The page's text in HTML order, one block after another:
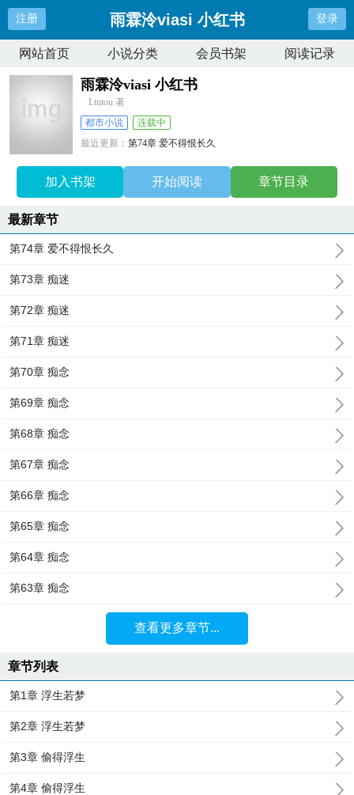
注册 雨霖泠viasi 小红书 登录
网站首页 小说分类 会员书架 阅读记录
雨霖泠viasi 小红书
Ltutou 著
都市小说
连载中
最近更新：第74章 爱不得恨长久
加入书架 开始阅读 章节目录
最新章节
第74章 爱不得恨长久
第73章 痴迷
第72章 痴迷
第71章 痴迷
第70章 痴念
第69章 痴念
第68章 痴念
第67章 痴念
第66章 痴念
第65章 痴念
第64章 痴念
第63章 痴念
查看更多章节...
章节列表
第1章 浮生若梦
第2章 浮生若梦
第3章 偷得浮生
第4章 偷得浮生